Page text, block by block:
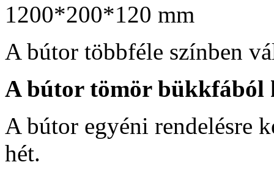
1200*200*120 mm
A bútor többféle színben
A bútor tömör bükkfából
A bútor egyéni rendelésre
hét.